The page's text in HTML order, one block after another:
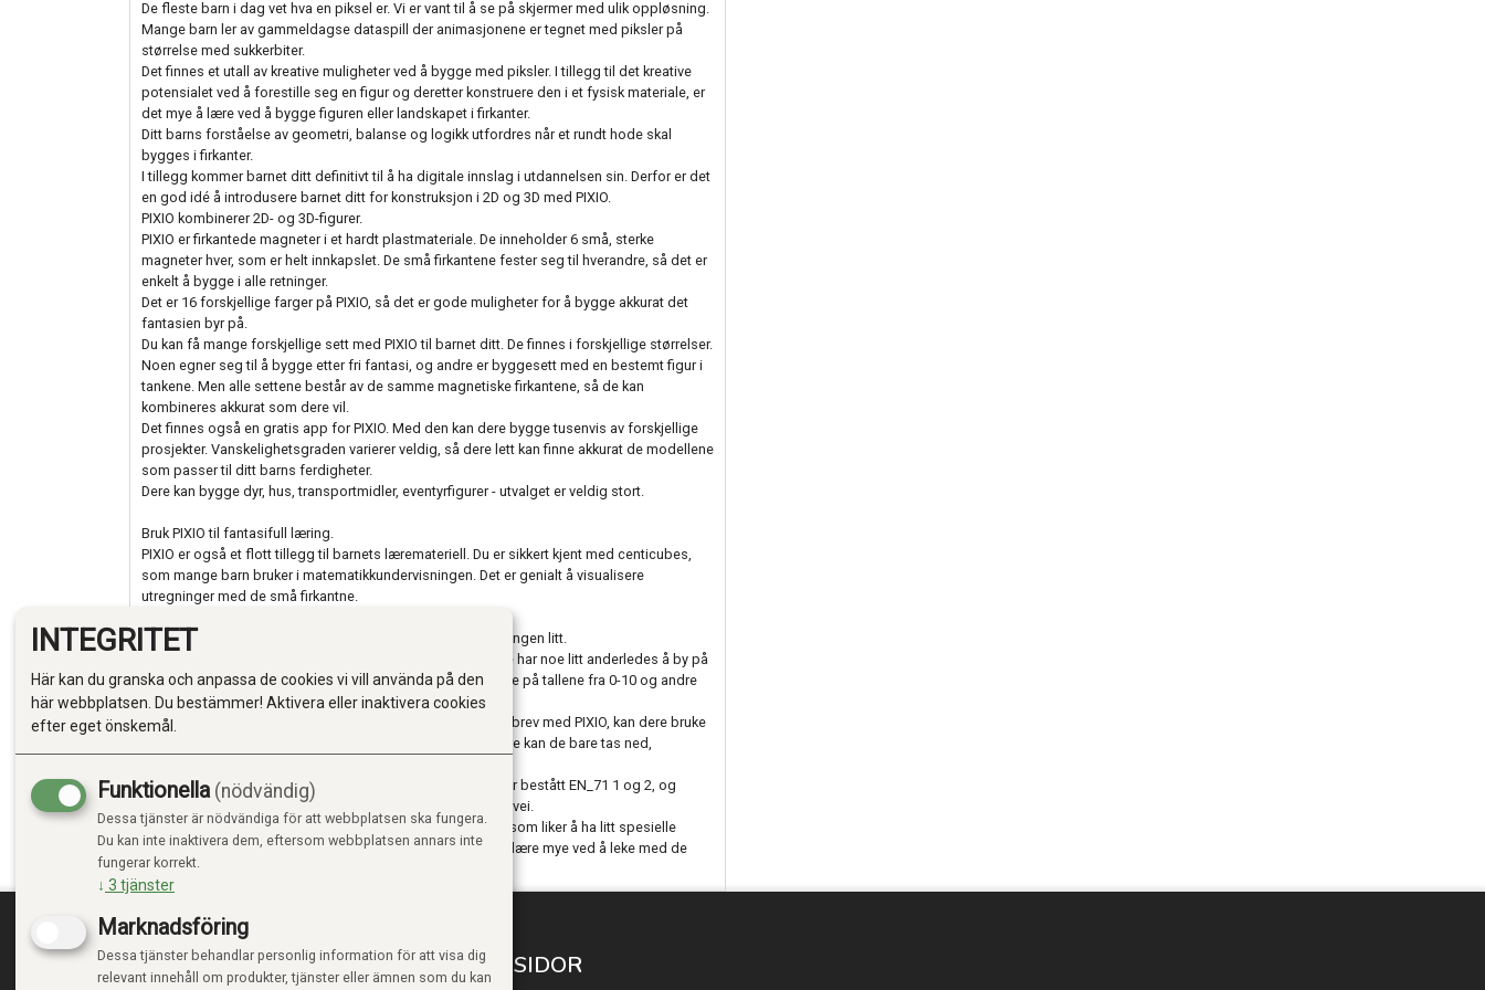
De fleste barn i dag vet hva en piksel er. Vi er vant til å se på skjermer med ulik oppløsning.
Mange barn ler av gammeldagse dataspill der animasjonene er tegnet med piksler på
størrelse med sukkerbiter.
Det finnes et utall av kreative muligheter ved å bygge med piksler. I tillegg til det kreative
potensialet ved å forestille seg en figur og deretter konstruere den i et fysisk materiale, er
det mye å lære ved å bygge figuren eller landskapet i firkanter.
Ditt barns forståelse av geometri, balanse og logikk utfordres når et rundt hode skal
bygges i firkanter.
I tillegg kommer barnet ditt definitivt til å ha digitale innslag i utdannelsen sin. Derfor er det
en god idé å introdusere barnet ditt for konstruksjon i 2D og 3D med PIXIO.
PIXIO kombinerer 2D- og 3D-figurer.
PIXIO er firkantede magneter i et hardt plastmateriale. De inneholder 6 små, sterke
magneter hver, som er helt innkapslet. De små firkantene fester seg til hverandre, så det er
enkelt å bygge i alle retninger.
Det er 16 forskjellige farger på PIXIO, så det er gode muligheter for å bygge akkurat det
fantasien byr på.
Du kan få mange forskjellige sett med PIXIO til barnet ditt. De finnes i forskjellige størrelser.
Noen egner seg til å bygge etter fri fantasi, og andre er byggesett med en bestemt figur i
tankene. Men alle settene består av de samme magnetiske firkantene, så de kan
kombineres akkurat som dere vil.
Det finnes også en gratis app for PIXIO. Med den kan dere bygge tusenvis av forskjellige
prosjekter. Vanskelighetsgraden varierer veldig, så dere lett kan finne akkurat de modellene
som passer til ditt barns ferdigheter.
Dere kan bygge dyr, hus, transportmidler, eventyrfigurer - utvalget er veldig stort.
Bruk PIXIO til fantasifull læring.
PIXIO er også et flott tillegg til barnets læremateriell. Du er sikkert kjent med centicubes,
som mange barn bruker i matematikkundervisningen. Det er genialt å visualisere
utregninger med de små firkantne.
Her er kanskje PIXIO nettopp det som kan krydre undervisningen litt.
De små magnetene kan også brukes til regnestykker, og de har noe litt anderledes å by på
enn centicube har. Magnetisme gjør det morsommere å øve på tallene fra 0-10 og andre
små regnestykker.
Når dere har bygget smileys, bomdegårdsdyr eller skrevet brev med PIXIO, kan dere bruke
figurene som kjøleskapsmagneter. Når dere vil bygge videre kan de bare tas ned,
Oppfinnerne av PIXIO har gjort jobben sin grundig. PIXIO har bestått EN_71 1 og 2, og
patenten på de fine små magnetiske byggeklossene er på vei.
Vi anbefaler PIXIO på det varmeste til alle nysgjerrige barn som liker å ha litt spesielle
materialer i hendene. Barn fra 6 år vil virkelig ha det gøy og lære mye ved å leke med de
små magnetene. God fornøyelse.
TRENDTOYS.SE MINA SIDOR
INTEGRITET
Här kan du granska och anpassa de cookies vi vill använda på den
här webbplatsen. Du bestämmer! Aktivera eller inaktivera cookies
efter eget önskemål.
Funktionella (nödvändig)
Dessa tjänster är nödvändiga för att webbplatsen ska fungera.
Du kan inte inaktivera dem, eftersom webbplatsen annars inte
fungerar korrekt.
↓ 3 tjänster
Marknadsföring
Dessa tjänster behandlar personlig information för att visa dig
relevant innehåll om produkter, tjänster eller ämnen som du kan